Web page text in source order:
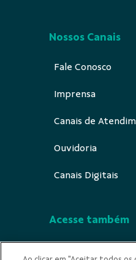
Nossos Canais
Fale Conosco
Imprensa
Canais de
Ouvidoria
Canais Digitais
Acesse também